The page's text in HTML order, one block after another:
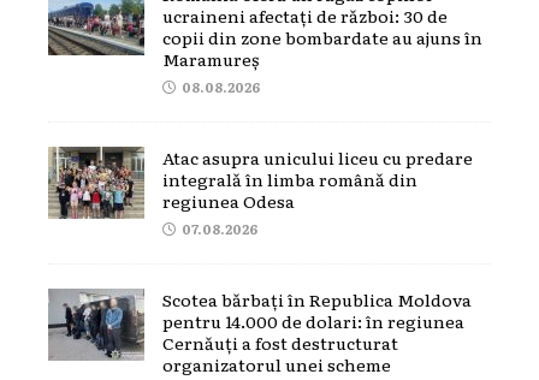
ucraineni afectați de război: 30 de
copii din zone bombardate au ajuns în
Maramureș
08.08.2026
Atac asupra unicului liceu cu predare
integrală în limba română din
regiunea Odesa
07.08.2026
Scotea bărbați în Republica Moldova
pentru 14.000 de dolari: în regiunea
Cernăuți a fost destructurat
organizatorul unei scheme